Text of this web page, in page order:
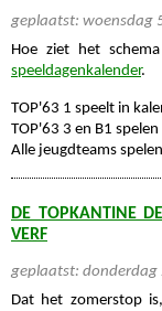
geplaatst: woensdag
Hoe ziet het
speeldagenkalender.
TOP'63 1 speelt in
TOP'63 3 en B1
Alle jeugdteams
DE TOPKANTINE
VERF
geplaatst: donderdag
Dat het zomerstop